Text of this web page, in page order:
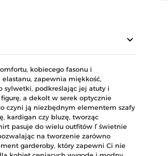
keyboard_arrow_down
kobiecego fasonu i
zapewnia miękkość,
sylwetki, podkreślając jej atuty i
a dekolt w serek optycznie
czyni ją niezbędnym elementem szafy
kardigan czy bluzę, tworząc
pasuje do wielu outfitów ľ świetnie
na tworzenie zarówno
garderoby, który zapewni Ci nie